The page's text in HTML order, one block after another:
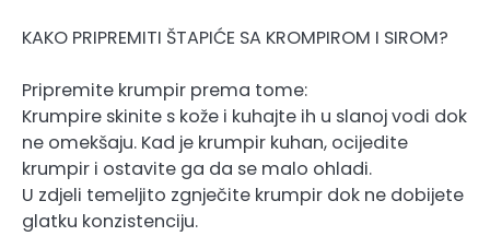
KAKO PRIPREMITI ŠTAPIĆE SA KROMPIROM I SIROM?
Pripremite krumpir prema tome:
Krumpire skinite s kože i kuhajte ih u slanoj vodi dok
ne omekšaju. Kad je krumpir kuhan, ocijedite
krumpir i ostavite ga da se malo ohladi.
U zdjeli temeljito zgnječite krumpir dok ne dobijete
glatku konzistenciju.